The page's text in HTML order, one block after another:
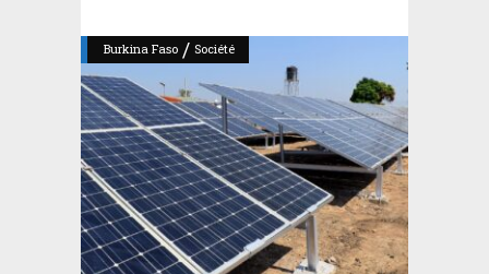
Burkina Faso / Société